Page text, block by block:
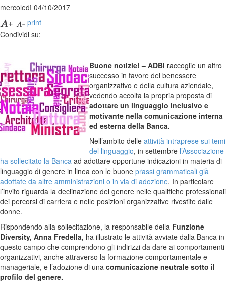
mercoledì 04/10/2017
print
Condividi su:
Buone notizie! – ADBI raccoglie un altro
successo in favore del benessere
organizzativo e della cultura aziendale,
vedendo accolta la propria proposta di
adottare un linguaggio inclusivo e
motivante nella comunicazione interna
ed esterna della Banca.
Nell’ambito delle attività intraprese sui temi
del linguaggio, in settembre l’Associazione
ha sollecitato la Banca ad adottare opportune indicazioni in materia di
linguaggio di genere in linea con le buone prassi grammaticali già
adottate da altre amministrazioni o in via di adozione. In particolare
l’invito riguarda la declinazione del genere nelle qualifiche professionali
dei percorsi di carriera e nelle posizioni organizzative rivestite dalle
donne.
Rispondendo alla sollecitazione, la responsabile della Funzione
Diversity, Anna Fredella, ha illustrato le attività avviate dalla Banca in
questo campo che comprendono gli indirizzi da dare ai comportamenti
organizzativi, anche attraverso la formazione comportamentale e
manageriale, e l’adozione di una comunicazione neutrale sotto il
profilo del genere.